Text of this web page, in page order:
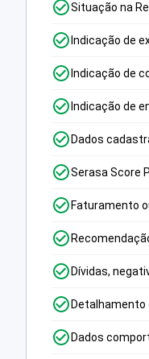
Situação na
Indicação de
Indicação de
Indicação de
Dados
Serasa Score
Faturamento
Dívidas,
Dados